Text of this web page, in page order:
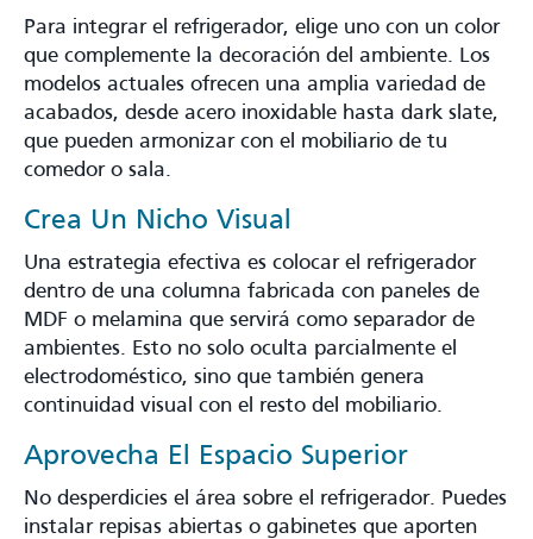
Para integrar el refrigerador, elige uno con un color
que complemente la decoración del ambiente. Los
modelos actuales ofrecen una amplia variedad de
acabados, desde acero inoxidable hasta dark slate,
que pueden armonizar con el mobiliario de tu
comedor o sala.
Crea Un Nicho Visual
Una estrategia efectiva es colocar el refrigerador
dentro de una columna fabricada con paneles de
MDF o melamina que servirá como separador de
ambientes. Esto no solo oculta parcialmente el
electrodoméstico, sino que también genera
continuidad visual con el resto del mobiliario.
Aprovecha El Espacio Superior
No desperdicies el área sobre el refrigerador. Puedes
instalar repisas abiertas o gabinetes que aporten